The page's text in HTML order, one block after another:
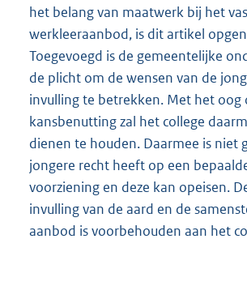
het belang van maatwerk bij het
werkleeraanbod, is dit artikel
Toegevoegd is de gemeentelijke
de plicht om de wensen van de
invulling te betrekken. Met het oog
kansbenutting zal het college
dienen te houden. Daarmee is niet
jongere recht heeft op een
voorziening en deze kan opeisen.
invulling van de aard en de
aanbod is voorbehouden aan het